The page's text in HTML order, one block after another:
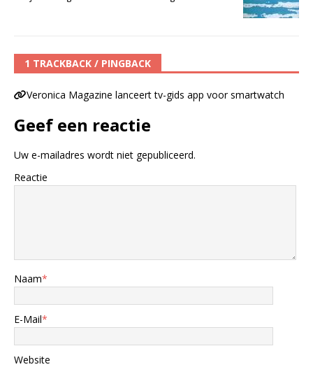
1 TRACKBACK / PINGBACK
Veronica Magazine lanceert tv-gids app voor smartwatch
Geef een reactie
Uw e-mailadres wordt niet gepubliceerd.
Reactie
Naam*
E-Mail*
Website